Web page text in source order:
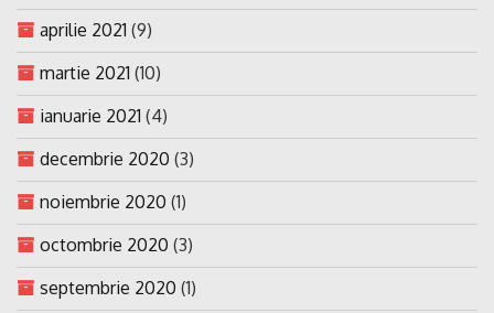
aprilie 2021 (9)
martie 2021 (10)
ianuarie 2021 (4)
decembrie 2020 (3)
noiembrie 2020 (1)
octombrie 2020 (3)
septembrie 2020 (1)